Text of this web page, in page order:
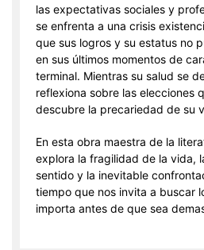
las expectativas sociales y
se enfrenta a una crisis
que sus logros y su estatus no
en sus últimos momentos de
terminal. Mientras su salud se
reflexiona sobre las elecciones
descubre la precariedad de su
En esta obra maestra de la
explora la fragilidad de la vida,
sentido y la inevitable
tiempo que nos invita a buscar
importa antes de que sea